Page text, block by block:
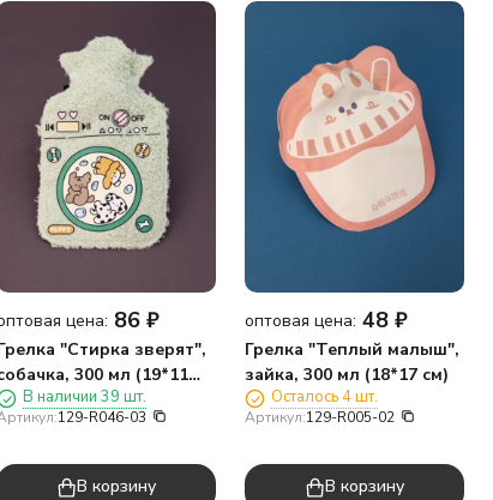
цена: 86 ₽
"Стирка зверят",
300 мл (19*11
В наличии 39 шт.
129-R046-03
В корзину
оптовая цена: 48 ₽
Грелка "Теплый малыш",
зайка, 300 мл (18*17 см)
Осталось 4 шт.
Артикул:129-R005-02
В корзину